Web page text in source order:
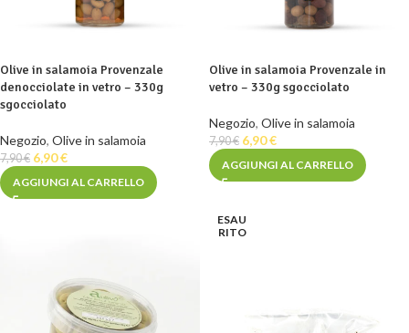
Olive in salamoia Provenzale
denocciolate in vetro – 330g
sgocciolato
Negozio, Olive in salamoia
7,90€ 6,90€
AGGIUNGI AL CARRELLO
Olive in salamoia Provenzale in
vetro – 330g sgocciolato
Negozio, Olive in salamoia
7,90€ 6,90€
AGGIUNGI AL CARRELLO
ESAU
RITO